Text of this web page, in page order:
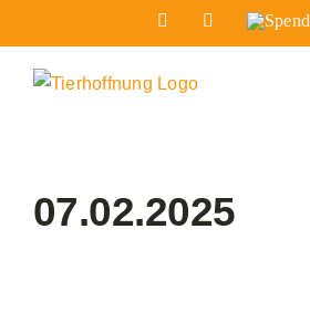
Inhalt
springen
FacebookInstagram
Spenden
07.02.2025